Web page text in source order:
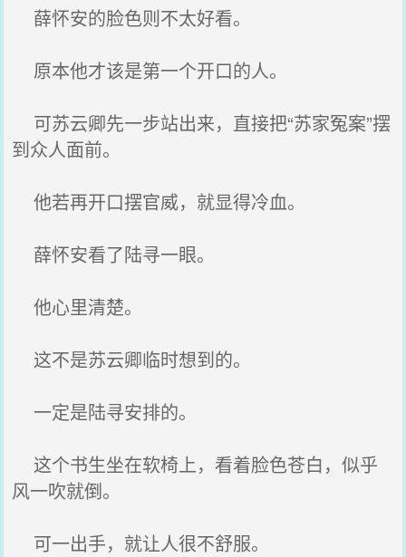
薛怀安的脸色则不太好看。
原本他才该是第一个开口的人。
可苏云卿先一步站出来，直接把“苏家冤案”摆
到众人面前。
他若再开口摆官威，就显得冷血。
薛怀安看了陆寻一眼。
他心里清楚。
这不是苏云卿临时想到的。
一定是陆寻安排的。
这个书生坐在软椅上，看着脸色苍白，似乎
风一吹就倒。
可一出手，就让人很不舒服。